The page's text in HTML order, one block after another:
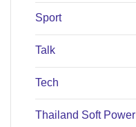
Sport
Talk
Tech
Thailand Soft Power